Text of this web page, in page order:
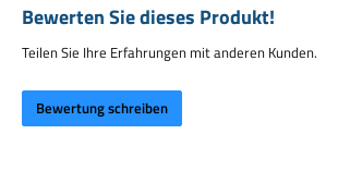
Bewerten Sie dieses Produkt!
Teilen Sie Ihre Erfahrungen mit anderen Kunden.
Bewertung schreiben